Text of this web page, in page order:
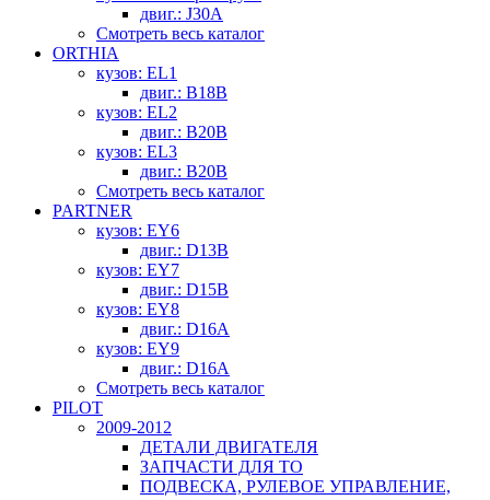
двиг.: J30A
Смотреть весь каталог
ORTHIA
кузов: EL1
двиг.: B18B
кузов: EL2
двиг.: B20B
кузов: EL3
двиг.: B20B
Смотреть весь каталог
PARTNER
кузов: EY6
двиг.: D13B
кузов: EY7
двиг.: D15B
кузов: EY8
двиг.: D16A
кузов: EY9
двиг.: D16A
Смотреть весь каталог
PILOT
2009-2012
ДЕТАЛИ ДВИГАТЕЛЯ
ЗАПЧАСТИ ДЛЯ ТО
ПОДВЕСКА, РУЛЕВОЕ УПРАВЛЕНИЕ,